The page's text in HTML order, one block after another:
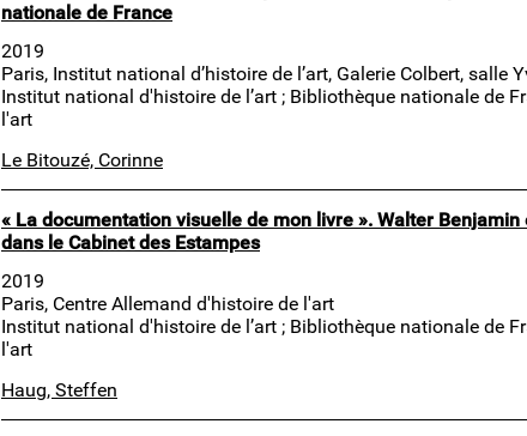
nationale de France
2019
Paris, Institut national d’histoire de l’art, Galerie Colbert, salle
Institut national d'histoire de l’art ; Bibliothèque nationale de
l'art
Le Bitouzé, Corinne
« La documentation visuelle de mon livre ». Walter
dans le Cabinet des Estampes
2019
Paris, Centre Allemand d'histoire de l'art
Institut national d'histoire de l’art ; Bibliothèque nationale de
l'art
Haug, Steffen